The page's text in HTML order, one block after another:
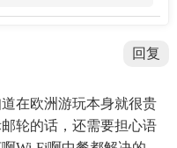
回复
在欧洲游玩本身就很贵
轮的话，还需要担心语